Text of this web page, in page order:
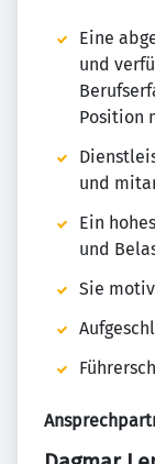
Eine
und
Position
und
Ein
und
Sie